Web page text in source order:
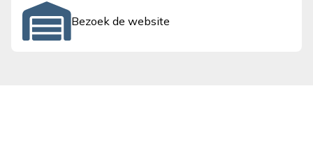
Bezoek de website